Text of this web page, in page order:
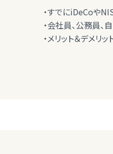
・すでにiDeCoや
・会社員、公務員、
・メリット＆デメリ